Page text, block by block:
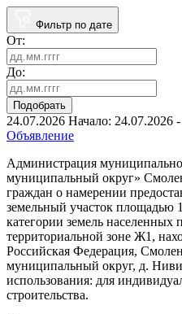
Фильтр по дате
От:
До:
Подобрать
24.07.2026 Начало: 24.07.2026
Объявление
Администрация
муниципальный округ»
граждан о намерении
земельный участок площадью
категории земель
территориальной зоне Ж1,
Российская Федерация,
муниципальный округ, д.
использования: для
строительства.